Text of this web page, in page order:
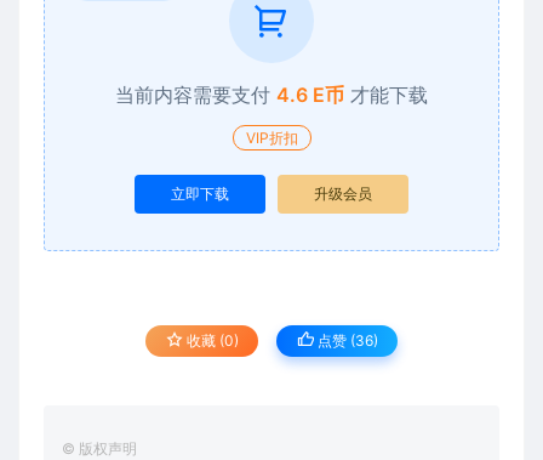
当前内容需要支付 4.6 E币 才能下载
VIP折扣
立即下载 升级会员
收藏 (0) 点赞 (36)
© 版权声明